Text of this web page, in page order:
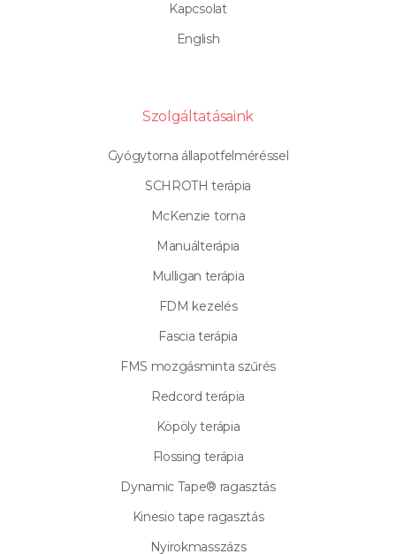
Kapcsolat
English
Szolgáltatásaink
Gyógytorna állapotfelméréssel
SCHROTH terápia
McKenzie torna
Manuálterápia
Mulligan terápia
FDM kezelés
Fascia terápia
FMS mozgásminta szűrés
Redcord terápia
Köpöly terápia
Flossing terápia
Dynamic Tape® ragasztás
Kinesio tape ragasztás
Nyirokmasszázs